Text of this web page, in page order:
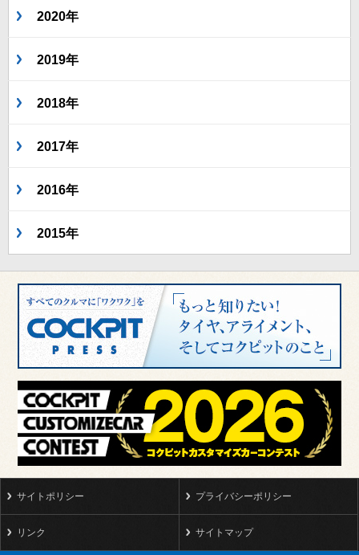
2020年
2019年
2018年
2017年
2016年
2015年
サイトポリシー プライバシーポリシー
リンク サイトマップ